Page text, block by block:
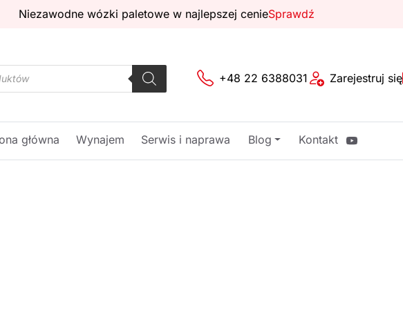
Niezawodne wózki paletowe w najlepszej cenieSprawdź
+48 22 6388031 Zarejestruj się
główna Wynajem Serwis i naprawa Blog Kontakt